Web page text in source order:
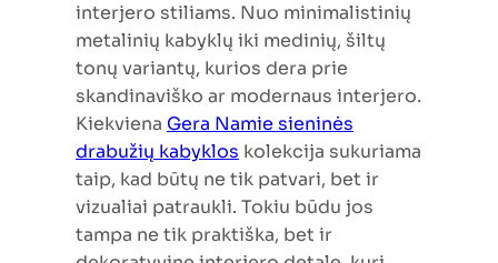
interjero stiliams. Nuo minimalistinių
metalinių kabyklų iki medinių, šiltų
tonų variantų, kurios dera prie
skandinaviško ar modernaus interjero.
Kiekviena Gera Namie sieninės
drabužių kabyklos kolekcija sukuriama
taip, kad būtų ne tik patvari, bet ir
vizualiai patraukli. Tokiu būdu jos
tampa ne tik praktiška, bet ir